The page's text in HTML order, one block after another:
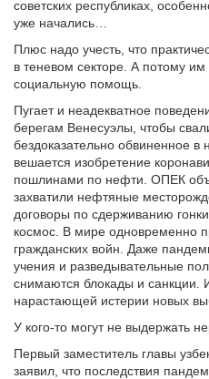
советских республиках,
уже начались…
Плюс надо учесть, что
в теневом секторе. А потому
социальную помощь.
Пугает и неадекватное
берегам Венесуэлы, чтобы
бездоказательно обвиненное в
вешается изобретение
пошлинами по нефти. ОПЕК
захватили нефтяные
договоры по сдерживанию
космос. В мире одновременно
гражданских войн. Даже
учения и разведывательные
снимаются блокады и санкции.
нарастающей истерии новых
У кого-то могут не выдержать
Первый заместитель главы
заявил, что последствия